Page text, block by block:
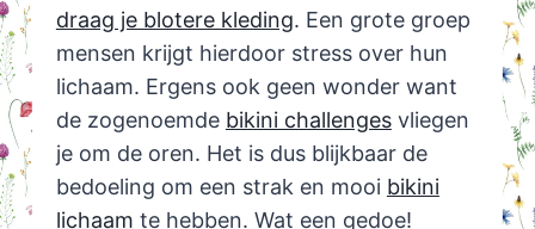
draag je blotere kleding. Een grote groep
mensen krijgt hierdoor stress over hun
lichaam. Ergens ook geen wonder want
de zogenoemde bikini challengesvliegen
je om de oren. Het is dus blijkbaar de
bedoeling om een strak en mooi bikini
lichaam te hebben. Wat een gedoe!